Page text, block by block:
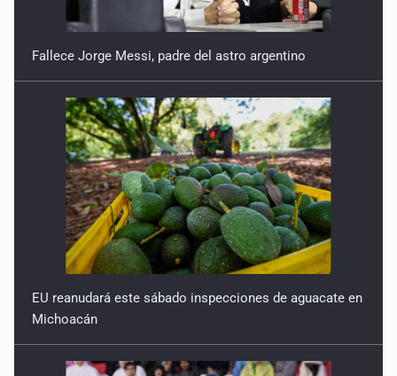
Fallece Jorge Messi, padre del astro argentino
EU reanudará este sábado inspecciones de aguacate en
Michoacán